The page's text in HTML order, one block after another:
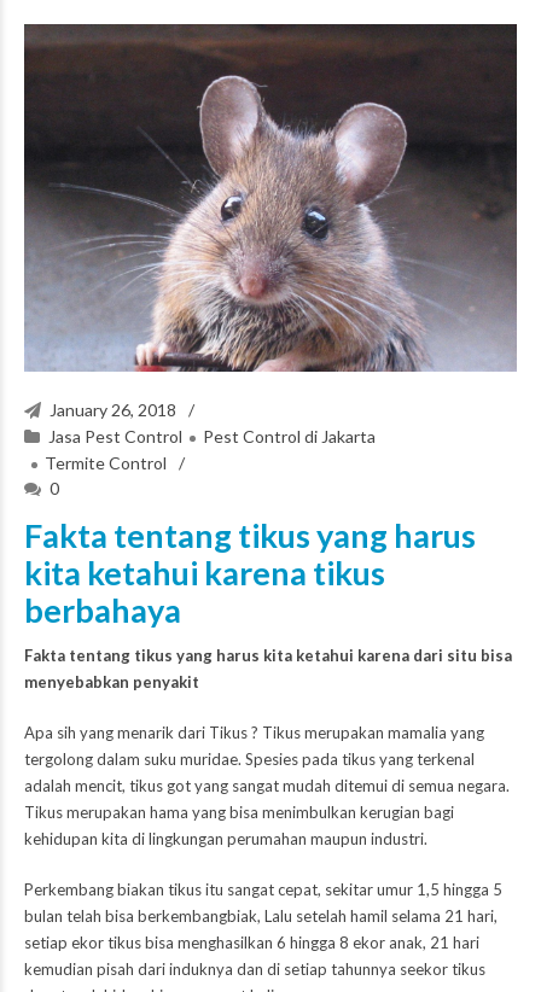
January 26, 2018
Jasa Pest Control
Pest Control di Jakarta
Termite Control
0
Fakta tentang tikus yang harus
kita ketahui karena tikus
berbahaya
Fakta tentang tikus yang harus kita ketahui karena dari situ bisa
menyebabkan penyakit
Apa sih yang menarik dari Tikus ? Tikus merupakan mamalia yang
tergolong dalam suku muridae. Spesies pada tikus yang terkenal
adalah mencit, tikus got yang sangat mudah ditemui di semua negara.
Tikus merupakan hama yang bisa menimbulkan kerugian bagi
kehidupan kita di lingkungan perumahan maupun industri.
Perkembang biakan tikus itu sangat cepat, sekitar umur 1,5 hingga 5
bulan telah bisa berkembangbiak, Lalu setelah hamil selama 21 hari,
setiap ekor tikus bisa menghasilkan 6 hingga 8 ekor anak, 21 hari
kemudian pisah dari induknya dan di setiap tahunnya seekor tikus